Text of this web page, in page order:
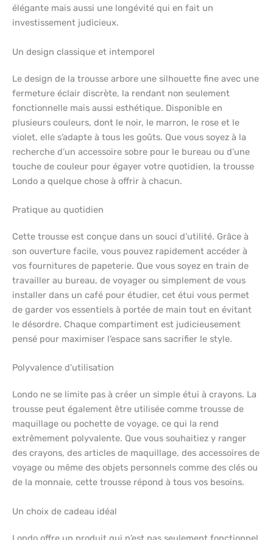
élégante mais aussi une longévité qui en fait un
investissement judicieux.
Un design classique et intemporel
Le design de la trousse arbore une silhouette fine avec une
fermeture éclair discrète, la rendant non seulement
fonctionnelle mais aussi esthétique. Disponible en
plusieurs couleurs, dont le noir, le marron, le rose et le
violet, elle s’adapte à tous les goûts. Que vous soyez à la
recherche d’un accessoire sobre pour le bureau ou d’une
touche de couleur pour égayer votre quotidien, la trousse
Londo a quelque chose à offrir à chacun.
Pratique au quotidien
Cette trousse est conçue dans un souci d’utilité. Grâce à
son ouverture facile, vous pouvez rapidement accéder à
vos fournitures de papeterie. Que vous soyez en train de
travailler au bureau, de voyager ou simplement de vous
installer dans un café pour étudier, cet étui vous permet
de garder vos essentiels à portée de main tout en évitant
le désordre. Chaque compartiment est judicieusement
pensé pour maximiser l’espace sans sacrifier le style.
Polyvalence d’utilisation
Londo ne se limite pas à créer un simple étui à crayons. La
trousse peut également être utilisée comme trousse de
maquillage ou pochette de voyage, ce qui la rend
extrêmement polyvalente. Que vous souhaitiez y ranger
des crayons, des articles de maquillage, des accessoires de
voyage ou même des objets personnels comme des clés ou
de la monnaie, cette trousse répond à tous vos besoins.
Un choix de cadeau idéal